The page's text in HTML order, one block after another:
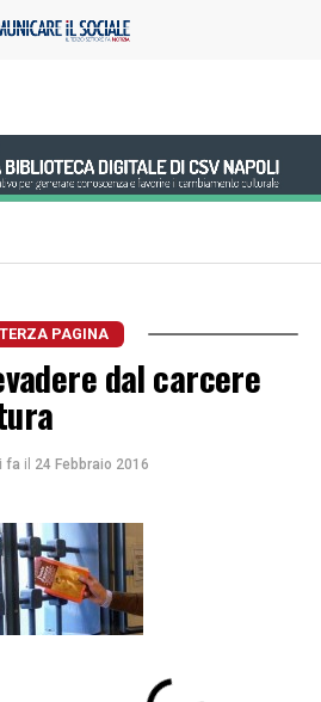
TERZA PAGINA
dal carcere
fa il 24 Febbraio 2016